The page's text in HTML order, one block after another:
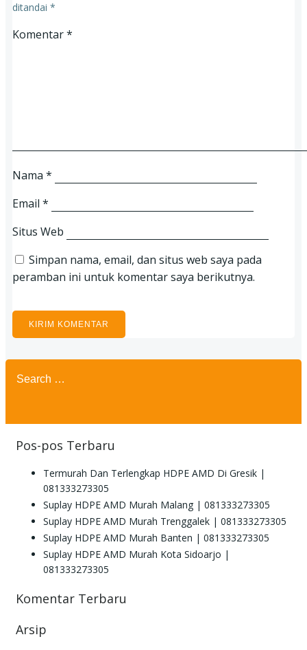
ditandai *
Komentar*
Nama *
Email *
Situs Web
Simpan nama, email, dan situs web saya pada
peramban ini untuk komentar saya berikutnya.
Search
for:
Pos-pos Terbaru
Termurah Dan Terlengkap HDPE AMD Di Gresik |
081333273305
Suplay HDPE AMD Murah Malang | 081333273305
Suplay HDPE AMD Murah Trenggalek | 081333273305
Suplay HDPE AMD Murah Banten | 081333273305
Suplay HDPE AMD Murah Kota Sidoarjo |
081333273305
Komentar Terbaru
Arsip